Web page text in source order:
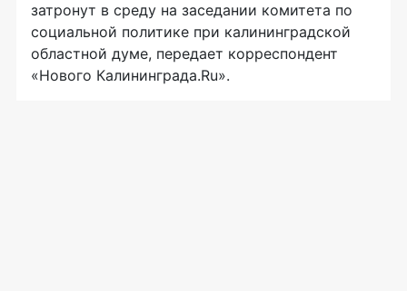
затронут в среду на заседании комитета по
социальной политике при калининградской
областной думе, передает корреспондент
«Нового Калининграда.Ru».